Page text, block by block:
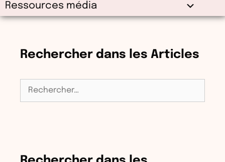
Ressources média
Rechercher dans les Articles
Rechercher :